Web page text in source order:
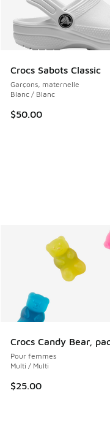
Crocs Sabots Classic
Garçons, maternelle
Blanc / Blanc
$50.00
Crocs Candy Bear,
Pour femmes
Multi / Multi
$25.00